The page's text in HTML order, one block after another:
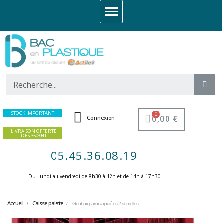
STOCK IMPORTANT
LIVRAISON OFFERTE
DES 350€HT
Connexion 0,00 €
05.45.36.08.19
Du Lundi au vendredi de 8h30 à 12h et de 14h à 17h30 ​
Accueil Caisse palette Geobox parois ajourées 2 semelles